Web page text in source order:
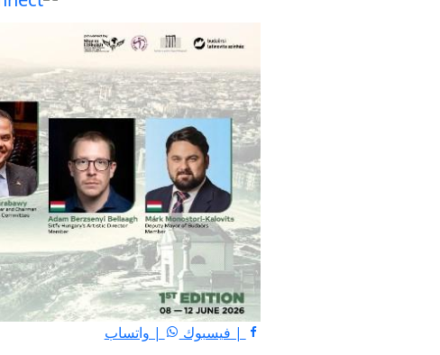
| فيسبوك | واتساب